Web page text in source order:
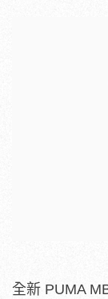
全新 PUMA